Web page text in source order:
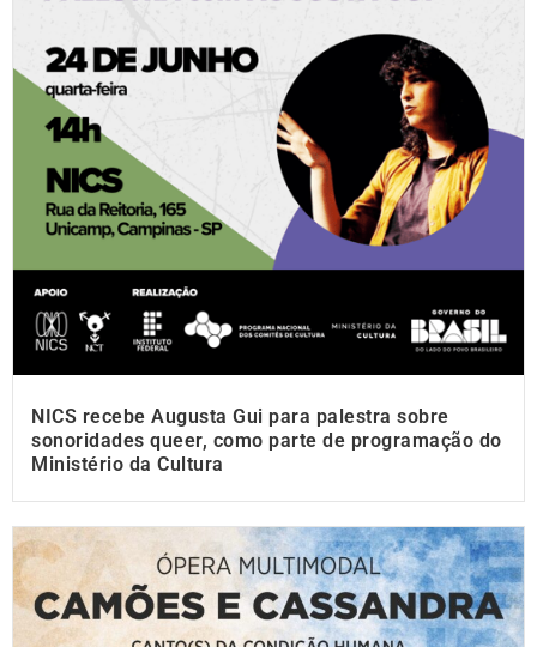
NICS recebe Augusta Gui para palestra sobre
sonoridades queer, como parte de programação do
Ministério da Cultura